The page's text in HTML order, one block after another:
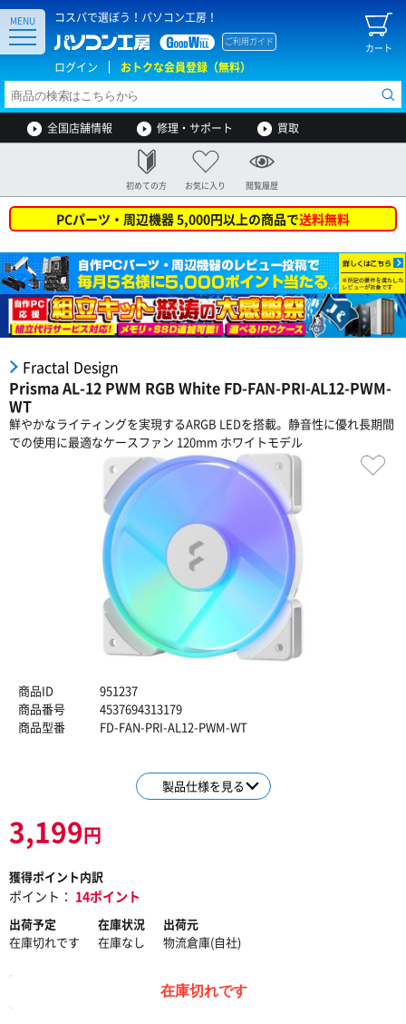
コスパで選ぼう！パソコン工房！
カート
ご利用ガイド
ログイン おトクな会員登録（無料）
MENU
全国店舗情報 修理・サポート 買取
初めての方 お気に入り 閲覧履歴
PCパーツ・周辺機器 5,000円以上の商品で送料無料
Fractal Design
Prisma AL-12 PWM RGB White FD-FAN-PRI-AL12-PWM-
WT
鮮やかなライティングを実現するARGB LEDを搭載。静音性に優れ長期間
での使用に最適なケースファン 120mm ホワイトモデル
商品ID
951237
商品番号
4537694313179
商品型番
FD-FAN-PRI-AL12-PWM-WT
製品仕様を見る
3,199円
獲得ポイント内訳
ポイント： 14ポイント
出荷予定
在庫切れです
在庫状況
在庫なし
出荷元
物流倉庫(自社)
在庫切れです